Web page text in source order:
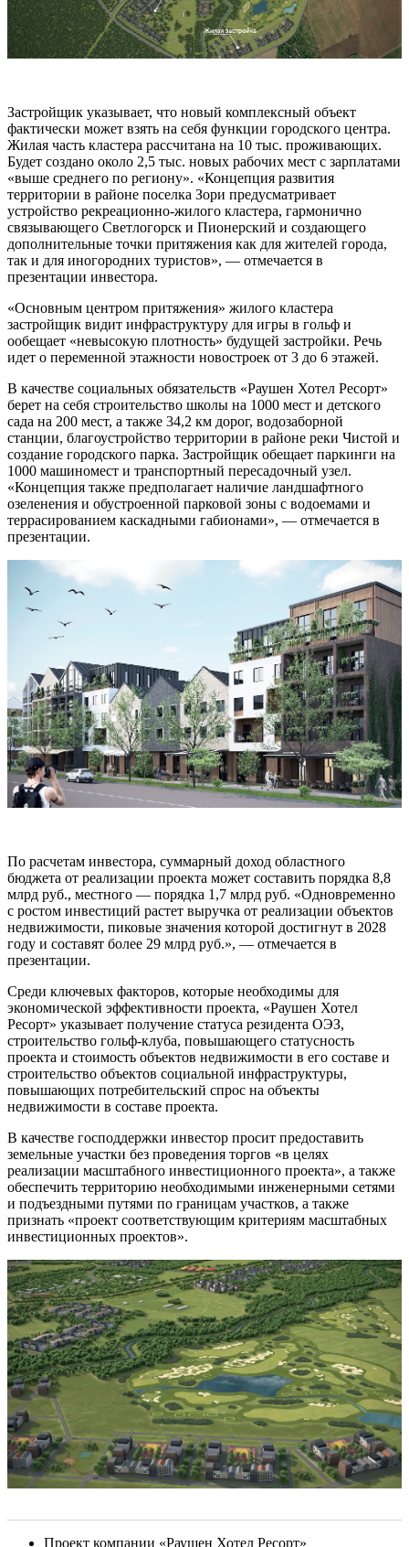
Застройщик указывает, что новый комплексный объект
фактически может взять на себя функции городского центра.
Жилая часть кластера рассчитана на 10 тыс. проживающих.
Будет создано около 2,5 тыс. новых рабочих мест с зарплатами
«выше среднего по региону». «Концепция развития
территории в районе поселка Зори предусматривает
устройство рекреационно-жилого кластера, гармонично
связывающего Светлогорск и Пионерский и создающего
дополнительные точки притяжения как для жителей города,
так и для иногородних туристов», — отмечается в
презентации инвестора.
«Основным центром притяжения» жилого кластера
застройщик видит инфраструктуру для игры в гольф и
ообещает «невысокую плотность» будущей застройки. Речь
идет о переменной этажности новостроек от 3 до 6 этажей.
В качестве социальных обязательств «Раушен Хотел Ресорт»
берет на себя строительство школы на 1000 мест и детского
сада на 200 мест, а также 34,2 км дорог, водозаборной
станции, благоустройство территории в районе реки Чистой и
создание городского парка. Застройщик обещает паркинги на
1000 машиномест и транспортный пересадочный узел.
«Концепция также предполагает наличие ландшафтного
озеленения и обустроенной парковой зоны с водоемами и
террасированием каскадными габионами», — отмечается в
презентации.
По расчетам инвестора, суммарный доход областного
бюджета от реализации проекта может составить порядка 8,8
млрд руб., местного — порядка 1,7 млрд руб. «Одновременно
с ростом инвестиций растет выручка от реализации объектов
недвижимости, пиковые значения которой достигнут в 2028
году и составят более 29 млрд руб.», — отмечается в
презентации.
Среди ключевых факторов, которые необходимы для
экономической эффективности проекта, «Раушен Хотел
Ресорт» указывает получение статуса резидента ОЭЗ,
строительство гольф-клуба, повышающего статусность
проекта и стоимость объектов недвижимости в его составе и
строительство объектов социальной инфраструктуры,
повышающих потребительский спрос на объекты
недвижимости в составе проекта.
В качестве господдержки инвестор просит предоставить
земельные участки без проведения торгов «в целях
реализации масштабного инвестиционного проекта», а также
обеспечить территорию необходимыми инженерными сетями
и подъездными путями по границам участков, а также
признать «проект соответствующим критериям масштабных
инвестиционных проектов».
Проект компании «Раушен Хотел Ресорт»